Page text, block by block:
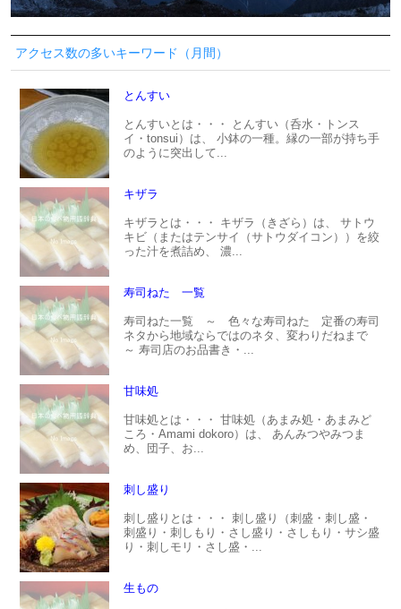
アクセス数の多いキーワード（月間）
とんすい
とんすいとは・・・ とんすい（呑水・トンス
イ・tonsui）は、 小鉢の一種。縁の一部が持ち手
のように突出して...
キザラ
キザラとは・・・ キザラ（きざら）は、 サトウ
キビ（またはテンサイ（サトウダイコン））を絞
った汁を煮詰め、 濃...
寿司ねた 一覧
寿司ねた一覧 ～ 色々な寿司ねた 定番の寿司
ネタから地域ならではのネタ、変わりだねまで
～ 寿司店のお品書き・...
甘味処
甘味処とは・・・ 甘味処（あまみ処・あまみど
ころ・Amami dokoro）は、 あんみつやみつま
め、団子、お...
刺し盛り
刺し盛りとは・・・ 刺し盛り（刺盛・刺し盛・
刺盛り・刺しもり・さし盛り・さしもり・サシ盛
り・刺しモリ・さし盛・...
生もの